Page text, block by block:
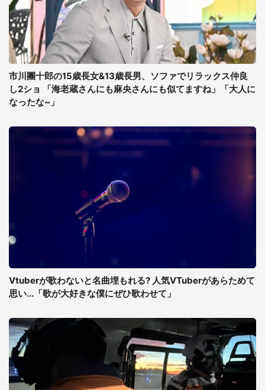
市川團十郎の15歳長女&13歳長男、ソファでリラックス仲良
し2ショ 「海老蔵さんにも麻央さんにも似てますね」「大人に
なったな~」
Vtuberが歌わないと名曲埋もれる? 人気VTuberがあらためて
思い...「歌が大好きな僕にぜひ歌わせて」